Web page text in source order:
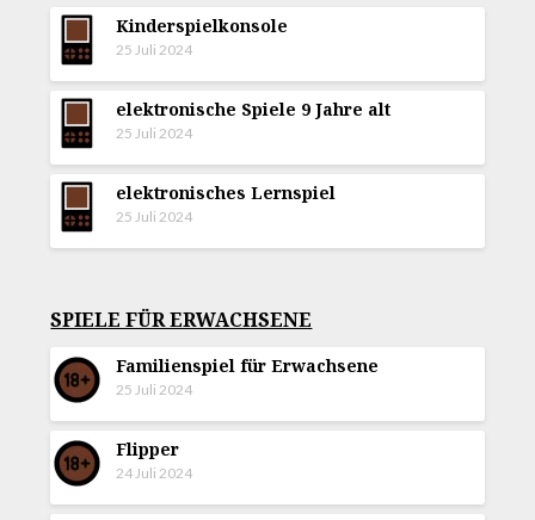
Kinderspielkonsole
25 Juli 2024
elektronische Spiele 9 Jahre alt
25 Juli 2024
elektronisches Lernspiel
25 Juli 2024
SPIELE FÜR ERWACHSENE
Familienspiel für Erwachsene
25 Juli 2024
Flipper
24 Juli 2024